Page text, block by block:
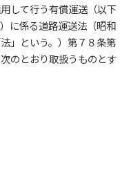
して行う有償運送（以下
に係る道路運送法（昭和
」という。）第７８条第
のとおり取扱うものとす